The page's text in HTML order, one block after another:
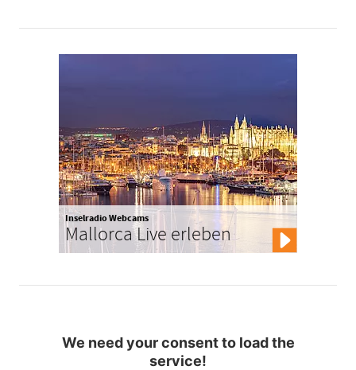
Inselradio Webcams
Mallorca Live erleben
We need your consent to load the
service!